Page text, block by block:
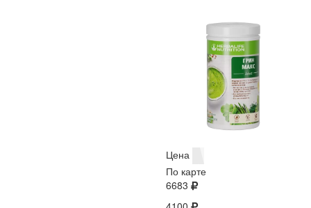
Цена
По карте
6683